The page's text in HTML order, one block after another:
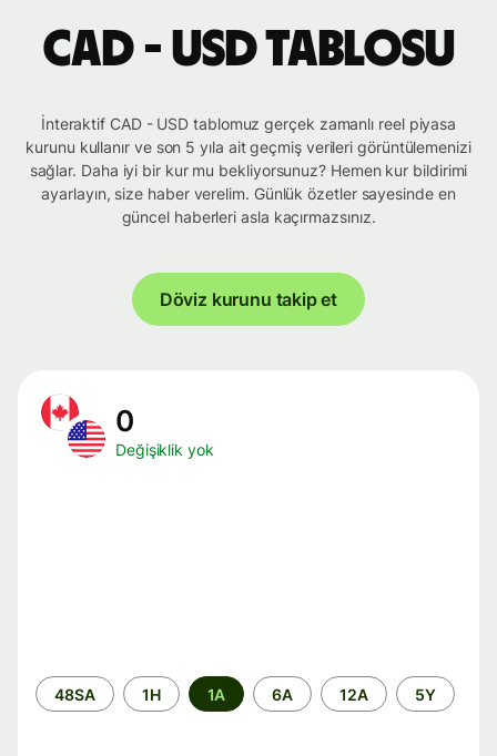
CAD - USD tablosu
İnteraktif CAD - USD tablomuz gerçek zamanlı reel piyasa
kurunu kullanır ve son 5 yıla ait geçmiş verileri görüntülemenizi
sağlar. Daha iyi bir kur mu bekliyorsunuz? Hemen kur bildirimi
ayarlayın, size haber verelim. Günlük özetler sayesinde en
güncel haberleri asla kaçırmazsınız.
Döviz kurunu takip et
0
Değişiklik yok
Zaman
aralığı
48SA 1H 1A 6A 12A 5Y